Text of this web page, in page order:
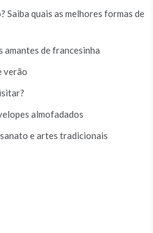
Saiba quais as melhores formas de
amantes de francesinha
verão
almofadados
e artes tradicionais